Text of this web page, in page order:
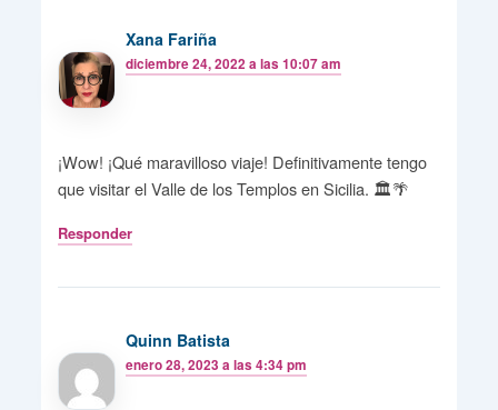
Xana Fariña
diciembre 24, 2022 a las 10:07 am
¡Wow! ¡Qué maravilloso viaje! Definitivamente tengo
que visitar el Valle de los Templos en Sicilia. 🏛️🌴
Responder
Quinn Batista
enero 28, 2023 a las 4:34 pm